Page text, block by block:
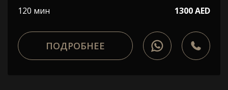
120 мин
1300 AED
ПОДРОБНЕЕ